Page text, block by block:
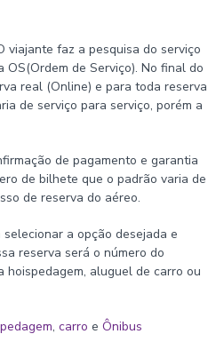
viajante faz a pesquisa do serviço
de Serviço). No final do
real (Online) e para toda reserva
de serviço para serviço, porém a
de pagamento e garantia
de bilhete que o padrão varia de
de reserva do aéreo.
a opção desejada e
reserva será o número do
hoispedagem, aluguel de carro ou
, carro e Ônibus